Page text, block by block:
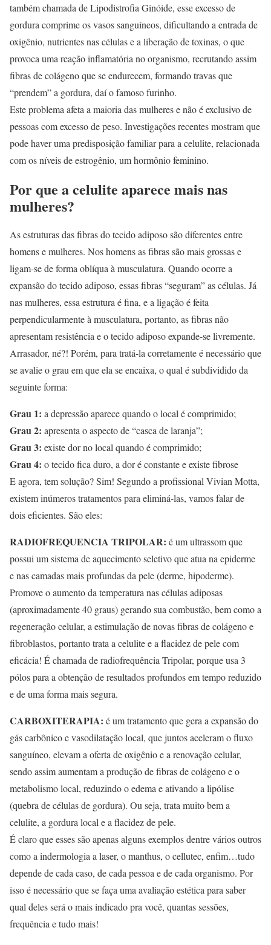
também chamada de Lipodistrofia Ginóide, esse excesso de
gordura comprime os vasos sanguíneos, dificultando a entrada de
oxigênio, nutrientes nas células e a liberação de toxinas, o que
provoca uma reação inflamatória no organismo, recrutando assim
fibras de colágeno que se endurecem, formando travas que
“prendem” a gordura, daí o famoso furinho.
Este problema afeta a maioria das mulheres e não é exclusivo de
pessoas com excesso de peso. Investigações recentes mostram que
pode haver uma predisposição familiar para a celulite, relacionada
com os níveis de estrogênio, um hormônio feminino.
Por que a celulite aparece mais nas
mulheres?
As estruturas das fibras do tecido adiposo são diferentes entre
homens e mulheres. Nos homens as fibras são mais grossas e
ligam-se de forma oblíqua à musculatura. Quando ocorre a
expansão do tecido adiposo, essas fibras “seguram” as células. Já
nas mulheres, essa estrutura é fina, e a ligação é feita
perpendicularmente à musculatura, portanto, as fibras não
apresentam resistência e o tecido adiposo expande-se livremente.
Arrasador, né?! Porém, para tratá-la corretamente é necessário que
se avalie o grau em que ela se encaixa, o qual é subdividido da
seguinte forma:
Grau 1: a depressão aparece quando o local é comprimido;
Grau 2: apresenta o aspecto de “casca de laranja”;
Grau 3: existe dor no local quando é comprimido;
Grau 4: o tecido fica duro, a dor é constante e existe fibrose
E agora, tem solução? Sim! Segundo a profissional Vivian Motta,
existem inúmeros tratamentos para eliminá-las, vamos falar de
dois eficientes. São eles:
RADIOFREQUENCIA TRIPOLAR: é um ultrassom que
possui um sistema de aquecimento seletivo que atua na epiderme
e nas camadas mais profundas da pele (derme, hipoderme).
Promove o aumento da temperatura nas células adiposas
(aproximadamente 40 graus) gerando sua combustão, bem como a
regeneração celular, a estimulação de novas fibras de colágeno e
fibroblastos, portanto trata a celulite e a flacidez de pele com
eficácia! É chamada de radiofrequência Tripolar, porque usa 3
pólos para a obtenção de resultados profundos em tempo reduzido
e de uma forma mais segura.
CARBOXITERAPIA: é um tratamento que gera a expansão do
gás carbônico e vasodilatação local, que juntos aceleram o fluxo
sanguíneo, elevam a oferta de oxigênio e a renovação celular,
sendo assim aumentam a produção de fibras de colágeno e o
metabolismo local, reduzindo o edema e ativando a lipólise
(quebra de células de gordura). Ou seja, trata muito bem a
celulite, a gordura local e a flacidez de pele.
É claro que esses são apenas alguns exemplos dentre vários outros
como a indermologia a laser, o manthus, o cellutec, enfim…tudo
depende de cada caso, de cada pessoa e de cada organismo. Por
isso é necessário que se faça uma avaliação estética para saber
qual deles será o mais indicado pra você, quantas sessões,
frequência e tudo mais!